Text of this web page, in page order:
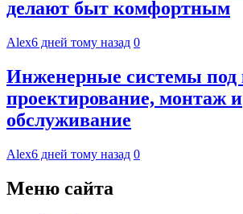
делают быт комфортным
Alex6 дней тому назад 0
Инженерные системы под
проектирование, монтаж и
обслуживание
Alex6 дней тому назад 0
Меню сайта